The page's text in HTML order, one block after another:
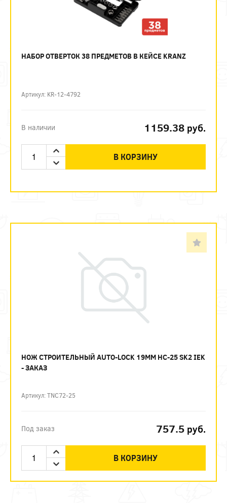
НАБОР ОТВЕРТОК 38 ПРЕДМЕТОВ В КЕЙСЕ KRANZ
Артикул: KR-12-4792
В наличии 1159.38 руб.
В КОРЗИНУ
НОЖ СТРОИТЕЛЬНЫЙ AUTO-LOCK 19ММ НС-25 SK2 IEK
- ЗАКАЗ
Артикул: TNC72-25
Под заказ 757.5 руб.
В КОРЗИНУ